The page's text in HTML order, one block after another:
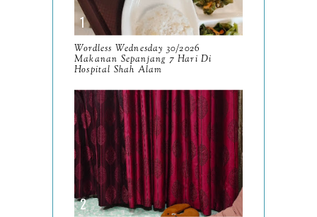
October
September
August8
July 14
June
May 9
April 9
March11
Wordless Wednesday 30/2026
Makanan Sepanjang 7 Hari Di
Hospital Shah Alam